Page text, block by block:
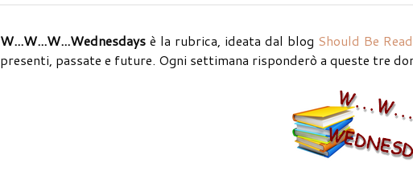
W...W...W...Wednesdays è la rubrica, ideata dal blog Should Be
presenti, passate e future. Ogni settimana risponderò a queste tre